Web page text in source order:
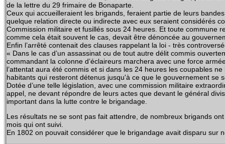
de la lettre du 29 frimaire de Bonaparte.
Ceux qui accueilleraient les brigands, feraient partie de leurs
quelque relation directe ou indirecte avec eux seraient considérés
Commission militaire et fusillés sous 24 heures. Et toute commune
comme cela était souvent le cas, devait être dénoncée au
Enfin l’arrêté contenait des clauses rappelant la loi - très
« Dans le cas d’un assassinat ou de tout autre délit commis
commandant la colonne d’éclaireurs marchera avec une force
l’attentat aura été commis et si dans les 24 heures les coupables
habitants qui resteront détenus jusqu'à ce que le gouvernement se
Dotée d’une telle législation, avec une commission militaire
appel, ne devant répondre de leurs actes que devant le général
important dans la lutte contre le brigandage.
Les résultats ne se sont pas fait attendre, de nombreux brigands
mois qui ont suivi.
En 1802 on pouvait considérer que le brigandage avait disparu sur